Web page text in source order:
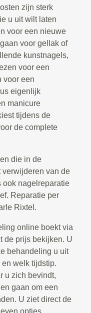
zijn sterk
u uit wilt laten
voor een nieuwe
voor gellak of
kunstnagels,
voor een
voor een
eigenlijk
manicure
tijdens de
de complete
die in de
van de
ook nagelreparatie
Reparatie per
Rixtel.
online boekt via
de prijs bekijken. U
behandeling u uit
welk tijdstip.
u zich bevindt,
gaan om een
U ziet direct de
opties.